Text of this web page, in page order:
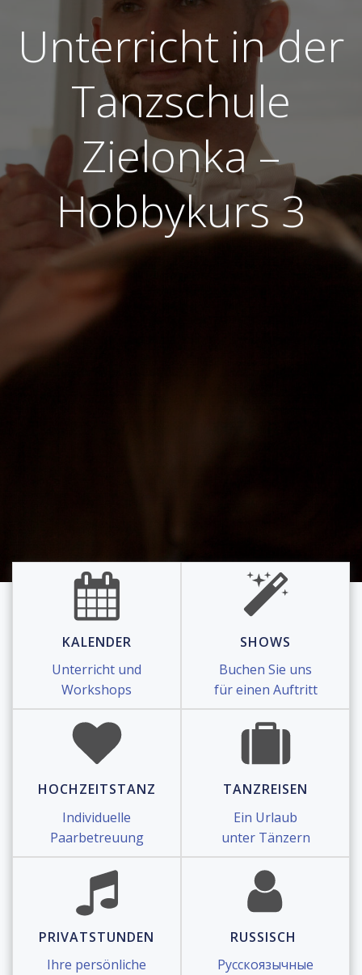
Unterricht in der
Tanzschule
Zielonka –
Hobbykurs 3
KALENDER
Unterricht und
Workshops
SHOWS
Buchen Sie uns
für einen Auftritt
HOCHZEITSTANZ
Individuelle
Paarbetreuung
TANZREISEN
Ein Urlaub
unter Tänzern
PRIVATSTUNDEN
Ihre persönliche
RUSSISCH
Русскоязычные